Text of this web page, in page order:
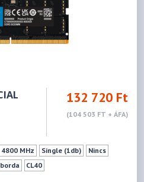
132 720 Ft
(104 503 FT + ÁFA)
4800 MHz Single (1db)
Nincs
CL40